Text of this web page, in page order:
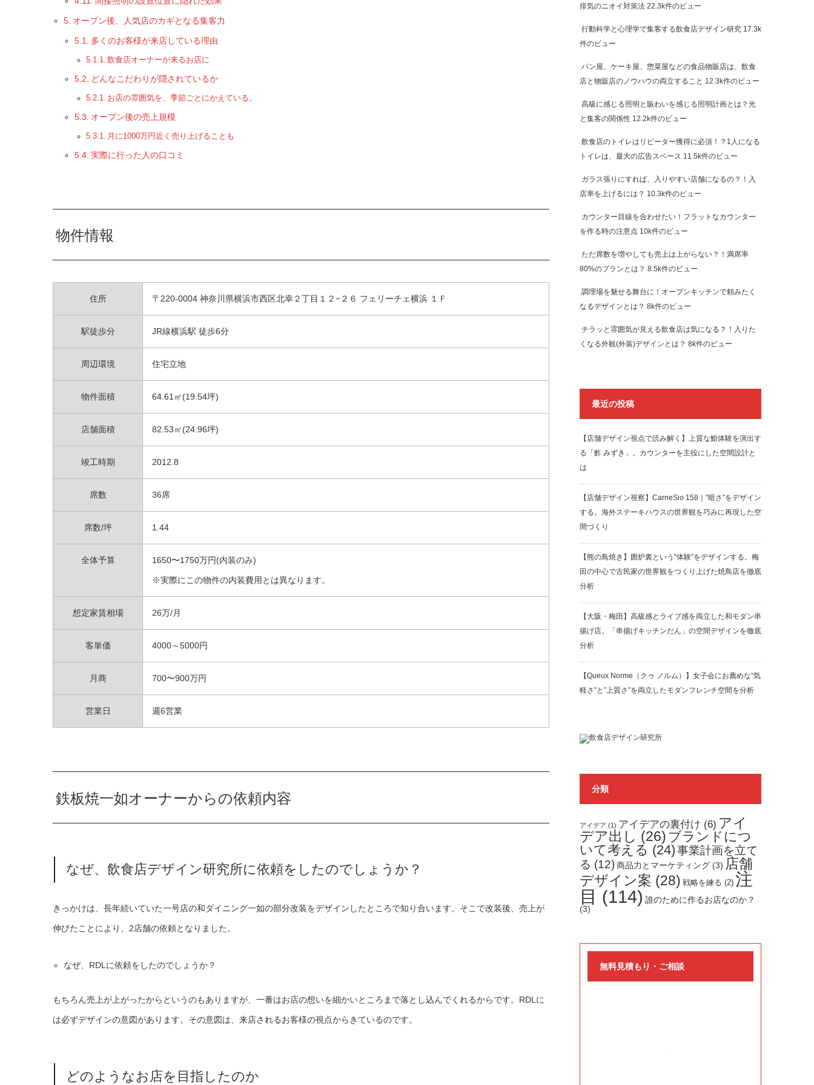
オープン後、人気店のカギとなる集客力
多くのお客様が来店している理由
飲食店オーナーが来るお店に
どんなこだわりが隠されているか
お店の雰囲気を、季節ごとにかえている。
オープン後の売上規模
月に1000万円近く売り上げることも
実際に行った人の口コミ
物件情報
住所 〒220-0004 神奈川県横浜市西区北幸２丁目１２−２６ フェリーチェ横浜 １Ｆ
駅徒歩分 JR線横浜駅 徒歩6分
周辺環境 住宅立地
物件面積 64.61㎡(19.54坪)
店舗面積 82.53㎡(24.96坪)
竣工時期 2012.8
席数 36席
席数/坪 1.44
全体予算 1650〜1750万円(内装のみ)
※実際にこの物件の内装費用とは異なります。
想定家賃相場 26万/月
客単価 4000～5000円
月商 700〜900万円
営業日 週6営業
鉄板焼一如オーナーからの依頼内容
なぜ、飲食店デザイン研究所に依頼をしたのでしょうか？
きっかけは、長年続いていた一号店の和ダイニング一如の部分改装をデザインしたところで知り合います。そこで改装後、売上が
伸びたことにより、2店舗の依頼となりました。
なぜ、RDLに依頼をしたのでしょうか？
もちろん売上が上がったからというのもありますが、一番はお店の想いを細かいところまで落とし込んでくれるからです。RDLに
は必ずデザインの意図があります。その意図は、来店されるお客様の視点からきているのです。
どのようなお店を目指したのか
排気のニオイ対策法 22.3k件のビュー
行動科学と心理学で集客する飲食店デザイン研究 17.3k
件のビュー
パン屋、ケーキ屋、惣菜屋などの食品物販店は、飲食
店と物販店のノウハウの両立すること 12.3k件のビュー
高級に感じる照明と賑わいを感じる照明計画とは？光
と集客の関係性 12.2k件のビュー
飲食店のトイレはリピーター獲得に必須！？1人になる
トイレは、最大の広告スペース 11.5k件のビュー
ガラス張りにすれば、入りやすい店舗になるの？！入
店率を上げるには？ 10.3k件のビュー
カウンター目線を合わせたい！フラットなカウンター
を作る時の注意点 10k件のビュー
ただ席数を増やしても売上は上がらない？！満席率
80%のプランとは？ 8.5k件のビュー
調理場を魅せる舞台に！オープンキッチンで頼みたく
なるデザインとは？ 8k件のビュー
チラッと雰囲気が見える飲食店は気になる？！入りた
くなる外観(外装)デザインとは？ 8k件のビュー
最近の投稿
【店舗デザイン視点で読み解く】上質な鮨体験を演出す
る「鮓 みずき」。カウンターを主役にした空間設計と
は
【店舗デザイン視察】CarneSio 158｜”暗さ”をデザイン
する。海外ステーキハウスの世界観を巧みに再現した空
間づくり
【熊の鳥焼き】囲炉裏という”体験”をデザインする。梅
田の中心で古民家の世界観をつくり上げた焼鳥店を徹底
分析
【大阪・梅田】高級感とライブ感を両立した和モダン串
揚げ店。「串揚げキッチンだん」の空間デザインを徹底
分析
【Queux Norme（クゥ ノルム）】女子会にお薦めな”気
軽さ”と”上質さ”を両立したモダンフレンチ空間を分析
分類
アイデア (1) アイデアの裏付け (6) アイ
デア出し (26) ブランドにつ
いて考える (24)事業計画を立て
る (12)商品力とマーケティング (3) 店舗
デザイン案 (28) 戦略を練る (2) 注
目 (114) 誰のために作るお店なのか？
(3)
無料見積もり・ご相談